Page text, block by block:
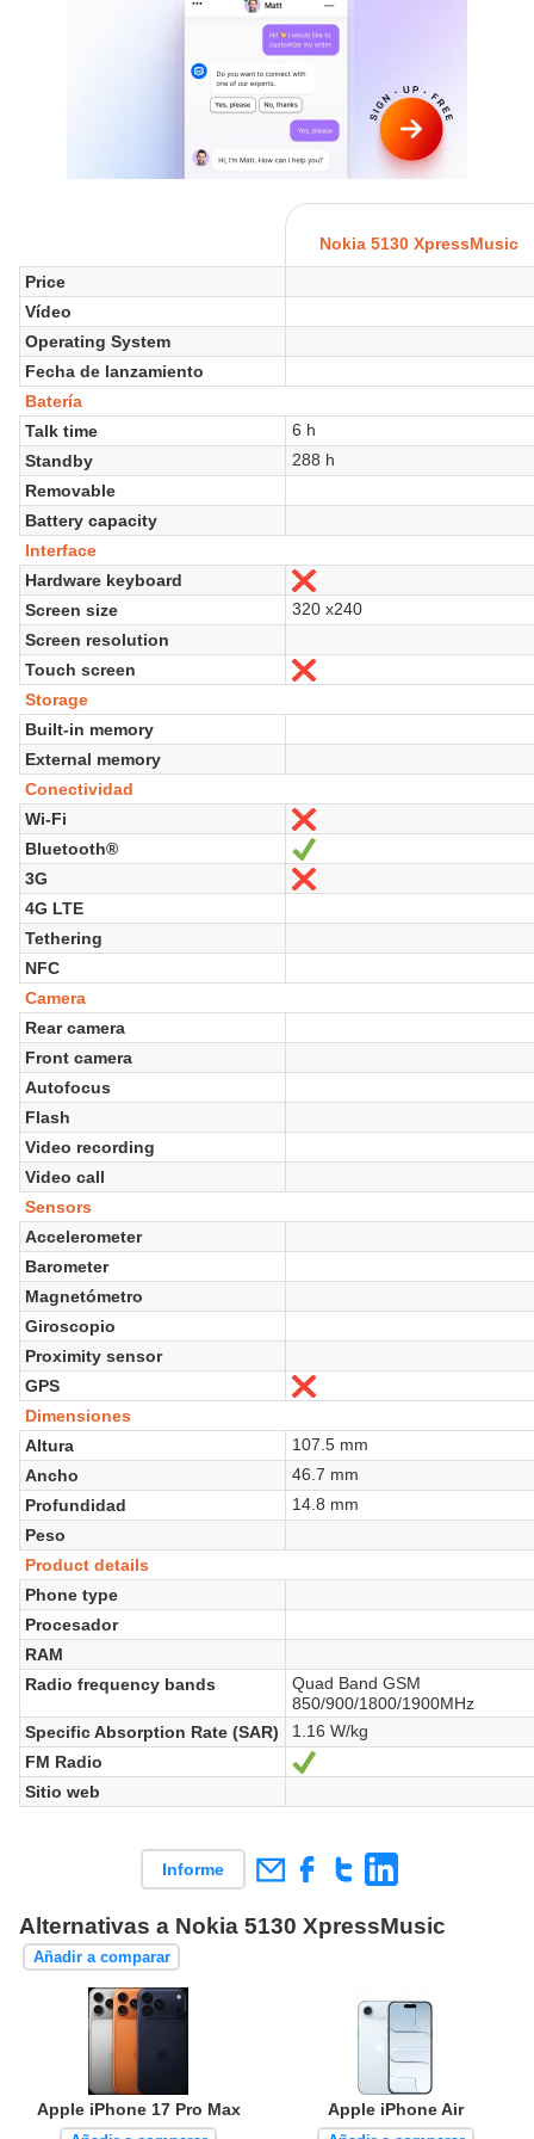
Nokia 5130 XpressMusic
Price
Vídeo
Operating System
Fecha de lanzamiento
Batería
Talk time
6 h
Standby
288 h
Removable
Battery capacity
Interface
Hardware keyboard
No
Screen size
320 x240
Screen resolution
Touch screen
No
Storage
Built-in memory
External memory
Conectividad
Wi-Fi
No
Bluetooth®
Sí
3G
No
4G LTE
Tethering
NFC
Camera
Rear camera
Front camera
Autofocus
Flash
Video recording
Video call
Sensors
Accelerometer
Barometer
Magnetómetro
Giroscopio
Proximity sensor
GPS
No
Dimensiones
Altura
107.5 mm
Ancho
46.7 mm
Profundidad
14.8 mm
Peso
Product details
Phone type
Procesador
RAM
Radio frequency bands
Quad Band GSM
850/900/1800/1900MHz
Specific Absorption Rate (SAR)
1.16 W/kg
FM Radio
Sí
Sitio web
Informe
Alternativas a Nokia 5130 XpressMusic
Añadir a comparar
Apple iPhone 17 Pro Max Apple iPhone Air